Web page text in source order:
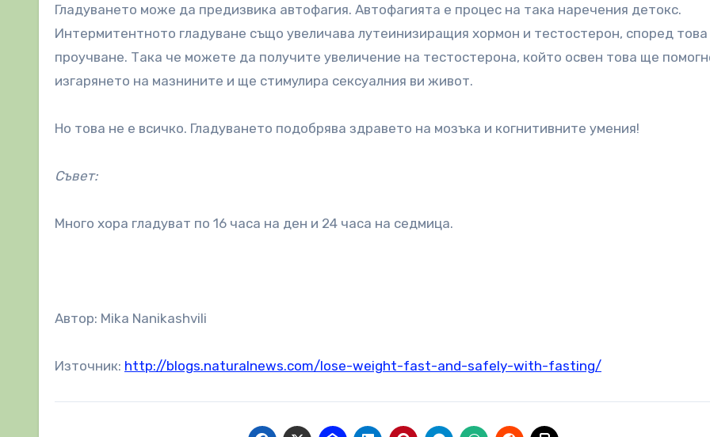
Гладуването може да предизвика автофагия. Автофагията е процес на така наречения детокс.
Интермитентното гладуване също увеличава лутеинизиращия хормон и тестостерон, според това
проучване. Така че можете да получите увеличение на тестостерона, който освен това ще
изгарянето на мазнините и ще стимулира сексуалния ви живот.
Но това не е всичко. Гладуването подобрява здравето на мозъка и когнитивните умения!
Съвет:
Много хора гладуват по 16 часа на ден и 24 часа на седмица.
Автор: Mika Nanikashvili
Източник: http://blogs.naturalnews.com/lose-weight-fast-and-safely-with-fasting/